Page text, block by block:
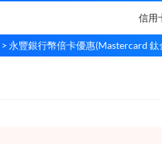
信用
永豐銀行幣倍卡優惠(Mastercard 鈦